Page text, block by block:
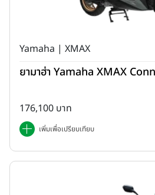
Yamaha | XMAX
ยามาฮ่า Yamaha XMAX
176,100 บาท
เพิ่มเพื่อเปรียบเทียบ